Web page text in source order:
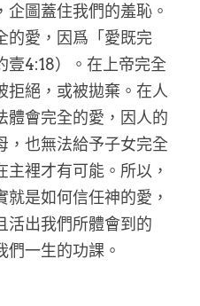
圖蓋住我們的羞恥。
的愛，因爲「愛既完
壹4:18）。在上帝完全
拒絕，或被拋棄。在人
體會完全的愛，因人的
，也無法給予子女完全
裡才有可能。所以，
是如何信任神的愛，
活出我們所體會到的
們一生的功課。